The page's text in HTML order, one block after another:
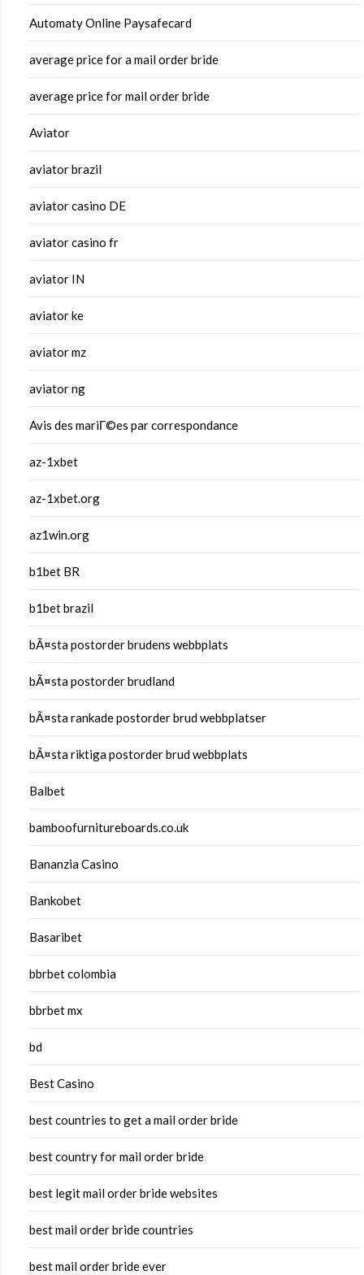
Automaty Online Paysafecard
average price for a mail order bride
average price for mail order bride
Aviator
aviator brazil
aviator casino DE
aviator casino fr
aviator IN
aviator ke
aviator mz
aviator ng
Avis des mariГ©es par correspondance
az-1xbet
az-1xbet.org
az1win.org
b1bet BR
b1bet brazil
bÃ¤sta postorder brudens webbplats
bÃ¤sta postorder brudland
bÃ¤sta rankade postorder brud webbplatser
bÃ¤sta riktiga postorder brud webbplats
Balbet
bamboofurnitureboards.co.uk
Bananzia Casino
Bankobet
Basaribet
bbrbet colombia
bbrbet mx
bd
Best Casino
best countries to get a mail order bride
best country for mail order bride
best legit mail order bride websites
best mail order bride countries
best mail order bride ever